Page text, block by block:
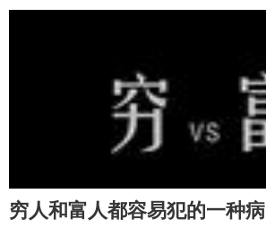
穷人和富人都容易犯的一种病